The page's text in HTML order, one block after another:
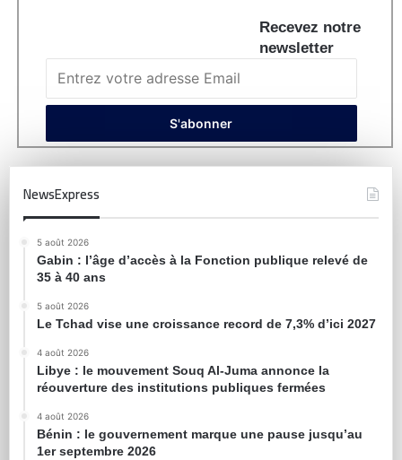
Recevez notre
newsletter
NewsExpress
5 août 2026
Gabin : l’âge d’accès à la Fonction publique relevé de
35 à 40 ans
5 août 2026
Le Tchad vise une croissance record de 7,3% d’ici 2027
4 août 2026
Libye : le mouvement Souq Al-Juma annonce la
réouverture des institutions publiques fermées
4 août 2026
Bénin : le gouvernement marque une pause jusqu’au
1er septembre 2026